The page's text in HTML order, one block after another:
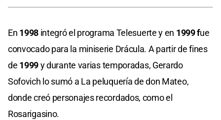
En 1998integró el programa Telesuerte y en 1999 fue
convocado para la miniserie Drácula. A partir de fines
de 1999y durante varias temporadas, Gerardo
Sofovich lo sumó a La peluquería de don Mateo,
donde creó personajes recordados, como el
Rosarigasino.